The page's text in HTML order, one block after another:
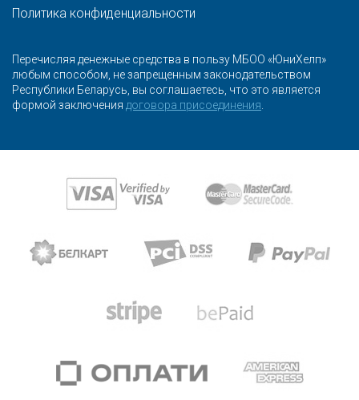
Политика конфиденциальности
Перечисляя денежные средства в пользу МБОО «ЮниХелп»
любым способом, не запрещенным законодательством
Республики Беларусь, вы соглашаетесь, что это является
формой заключения договора присоединения